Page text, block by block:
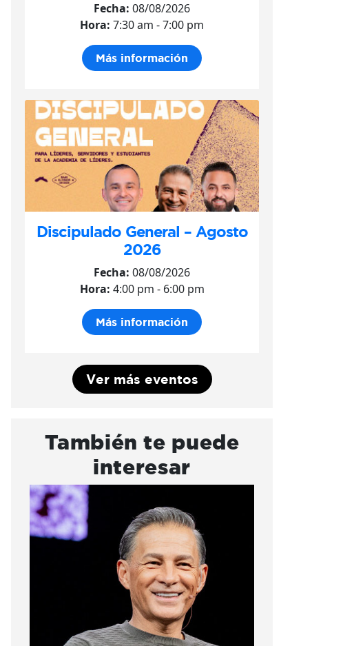
Fecha: 08/08/2026
Hora: 7:30 am - 7:00 pm
Más información
Discipulado General – Agosto
2026
Fecha: 08/08/2026
Hora: 4:00 pm - 6:00 pm
Más información
Ver más eventos
También te puede
interesar